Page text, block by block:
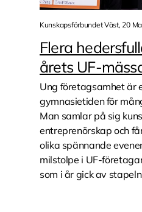
Kunskapsförbundet Väst, 20
Flera
årets UF-
Ung företagsamhet är
gymnasietiden för
Man samlar på sig
entreprenörskap och
olika spännande
milstolpe i UF-
som i år gick av stapeln